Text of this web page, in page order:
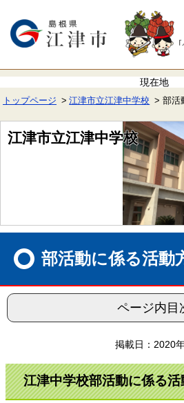
で
ば
本トップページ 江津市立江津中学校 部活
江津市立江津中学校
部活動に係る活動
ページ内目
掲載日：2020
江津中学校部活動に係る活